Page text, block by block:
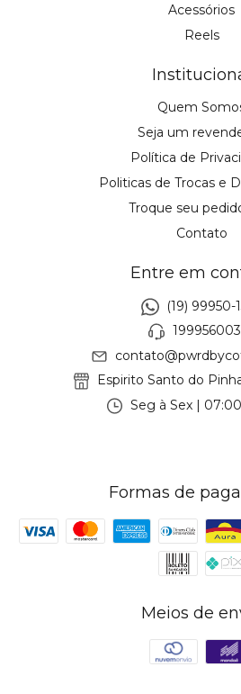
Acessórios
Reels
Quem
Seja um
Política de
Politicas de Trocas e
Troque seu
Contato
Entre em
(19) 99950-
Espirito Santo do
Seg à Sex |
Formas de
Meios de